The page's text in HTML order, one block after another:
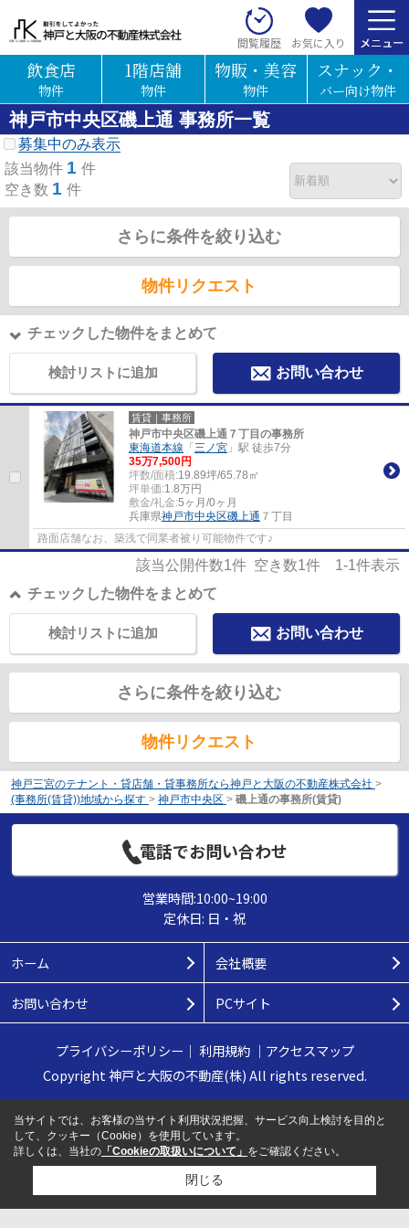
閲覧履歴 お気に入り
飲食店
物件
1階店舗
物件
物販・美容
物件
スナック・
バー向け物件
神戸市中央区磯上通 事務所一覧
募集中のみ表示
該当物件 1 件
空き数 1 件
さらに条件を絞り込む
物件リクエスト
チェックした物件をまとめて
検討リストに追加 お問い合わせ
賃貸｜事務所
神戸市中央区磯上通７丁目の事務所
東海道本線 「 三ノ宮 」駅 徒歩7分
35万7,500円
坪数/面積:19.89坪/65.78㎡
坪単価:1.8万円
敷金/礼金:5ヶ月/0ヶ月
兵庫県神戸市中央区磯上通 ７丁目
路面店舗なお、築浅で同業者被り可能物件です♪
該当公開件数1件 空き数1件 1-1件表示
チェックした物件をまとめて
お問い合わせ
検討リストに追加
さらに条件を絞り込む
物件リクエスト
神戸三宮のテナント・貸店舗・貸事務所なら神戸と大阪の不動産株式会社 >
(事務所(賃貸))地域から探す > 神戸市中央区 > 磯上通の事務所(賃貸)
電話でお問い合わせ
営業時間:10:00~19:00
定休日: 日・祝
ホーム 会社概要
お問い合わせ PCサイト
プライバシーポリシー ｜ 利用規約｜ アクセスマップ
Copyright 神戸と大阪の不動産(株) All rights reserved.
当サイトでは、お客様の当サイト利用状況把握、サービス向上検討を目的と
して、クッキー（Cookie）を使用しています。
詳しくは、当社の 「Cookieの取扱いについて」 をご確認ください。
閉じる